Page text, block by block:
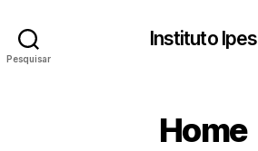
Pesquisar
Instituto Ipes
Home